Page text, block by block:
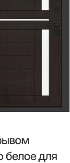
белое для